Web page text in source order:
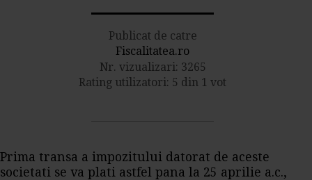
Publicat de catre
Fiscalitatea.ro
Nr. vizualizari: 3265
Rating utilizatori: 5 din 1 vot
Prima transa a impozitului datorat de aceste
societati se va plati astfel pana la 25 aprilie a.c.,